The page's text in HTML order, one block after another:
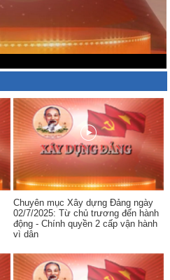
Chuyên mục Xây dựng Đảng ngày
02/7/2025: Từ chủ trương đến hành
động - Chính quyền 2 cấp vận hành
vì dân